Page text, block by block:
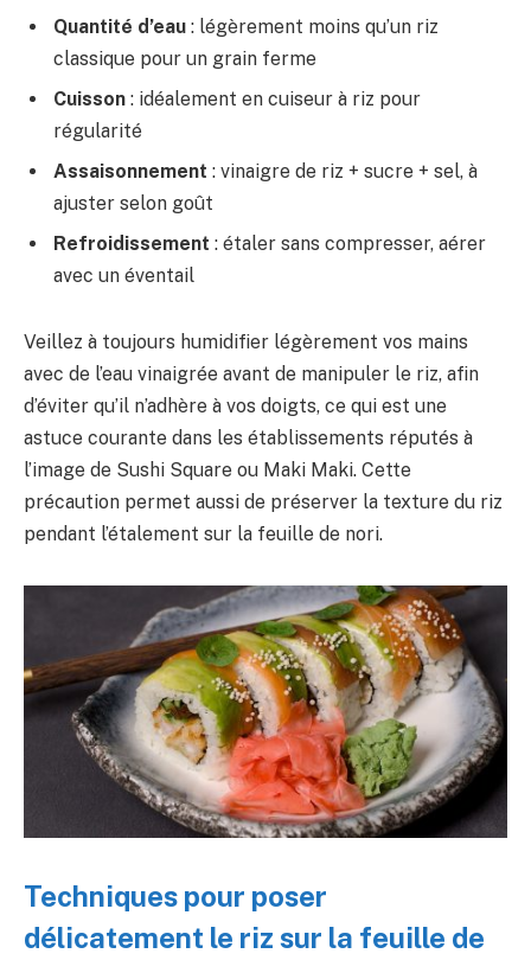
Quantité d’eau : légèrement moins qu’un riz
classique pour un grain ferme
Cuisson : idéalement en cuiseur à riz pour
régularité
Assaisonnement : vinaigre de riz + sucre + sel, à
ajuster selon goût
Refroidissement : étaler sans compresser, aérer
avec un éventail
Veillez à toujours humidifier légèrement vos mains
avec de l’eau vinaigrée avant de manipuler le riz, afin
d’éviter qu’il n’adhère à vos doigts, ce qui est une
astuce courante dans les établissements réputés à
l’image de Sushi Square ou Maki Maki. Cette
précaution permet aussi de préserver la texture du riz
pendant l’étalement sur la feuille de nori.
Techniques pour poser
délicatement le riz sur la feuille de